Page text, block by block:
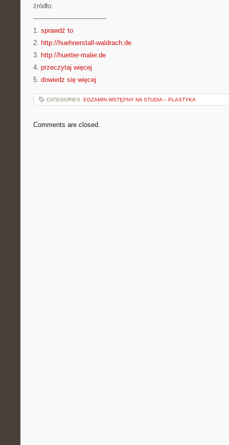
źródło:
———————————
1. sprawdź to
2. http://huehnerstall-waldrach.de
3. http://huetter-maler.de
4. przeczytaj więcej
5. dowiedz się więcej
CATEGORIES: EGZAMIN WSTĘPNY NA STUDIA – PLASTYKA
Comments are closed.